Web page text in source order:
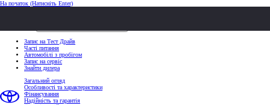
На початок (Натисніть Enter)
Запис на Тест Драйв
Часті питання
Автомобілі з пробігом
Запис на сервіс
Знайти дилера
Загальний огляд
Особливості та характеристики
Фінансування
Надійність та гарантія